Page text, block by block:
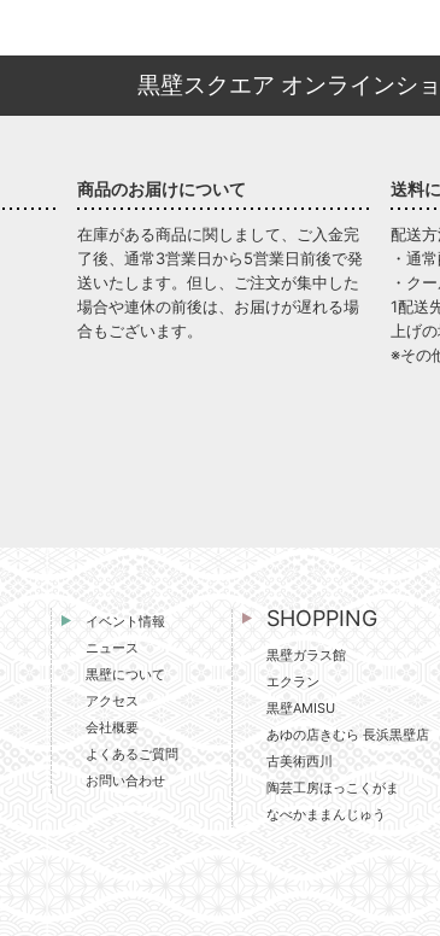
黒壁スクエア オンラインシ
商品のお届けについて
在庫がある商品に関しまして、ご入金完
了後、通常3営業日から5営業日前後で発
送いたします。但し、ご注文が集中した
場合や連休の前後は、お届けが遅れる場
合もございます。
送料
配送方
・通
・ク
1配送
上げ
※その
イベント情報
ニュース
黒壁について
アクセス
会社概要
よくあるご質問
お問い合わせ
SHOPPING
黒壁ガラス館
エクラン
黒壁AMISU
あゆの店きむら 長浜黒壁店
古美術西川
陶芸工房ほっこくがま
なべかままんじゅう